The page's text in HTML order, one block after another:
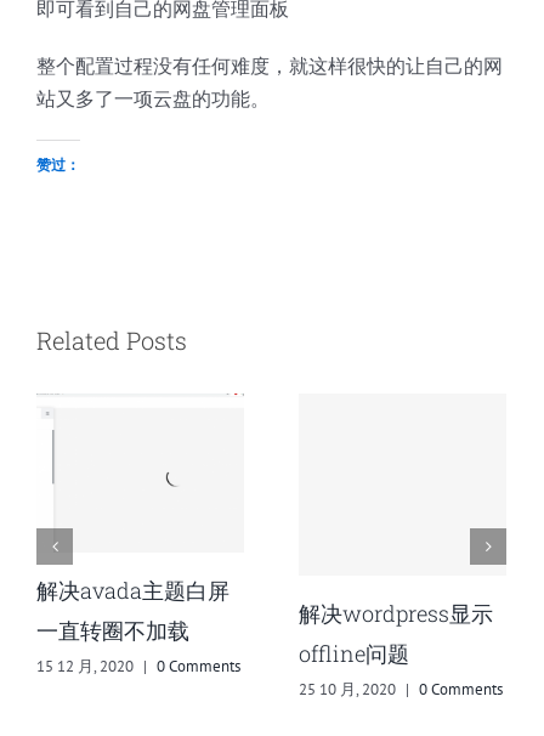
即可看到自己的网盘管理面板
整个配置过程没有任何难度，就这样很快的让自己的网
站又多了一项云盘的功能。
赞过：
Related Posts
WordPress开启多站
14 9 月, 2020 | 0 Comments
己的